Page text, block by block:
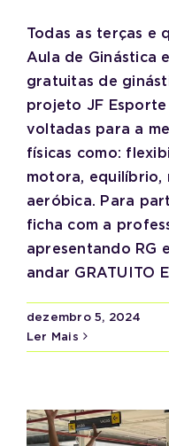
Todas as terças e
Aula de Ginástica
gratuitas de
projeto JF Esporte
voltadas para a
físicas como:
motora, equilíbrio,
aeróbica. Para
ficha com a
apresentando RG
andar GRATUITO
dezembro 5, 2024
Ler Mais